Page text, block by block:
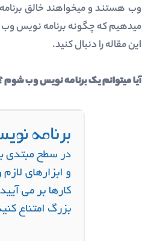
وب هستند و میخواهند خالق
میدهیم که چگونه برنامه نویس وب
این مقاله را دنبال کنید.
آیا میتوانم یک برنامه نویس وب شوم